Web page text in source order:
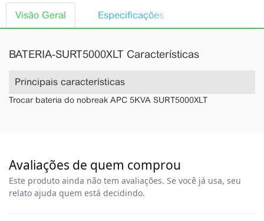
Visão Geral Especificações
BATERIA-SURT5000XLT Características
Principais características
Trocar bateria do nobreak APC 5KVA SURT5000XLT
Avaliações de quem comprou
Este produto ainda não tem avaliações. Se você já usa, seu
relato ajuda quem está decidindo.